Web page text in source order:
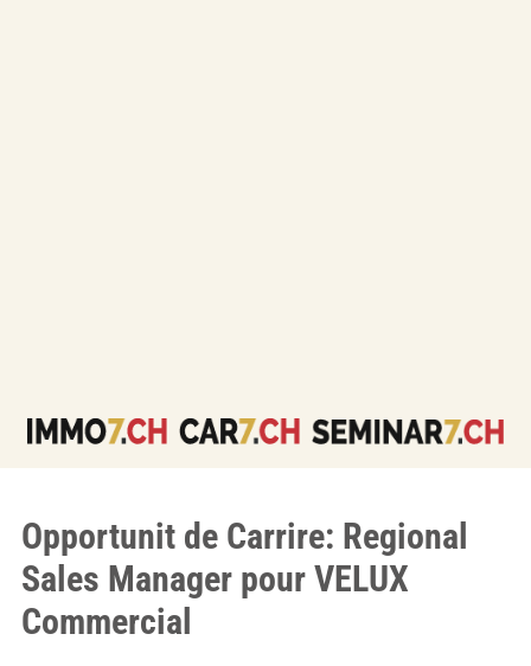
Opportunit de Carrire: Regional
Sales Manager pour VELUX
Commercial